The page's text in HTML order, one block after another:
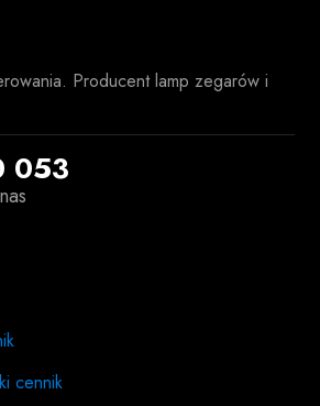
Producent lamp zegarów i
053
cennik